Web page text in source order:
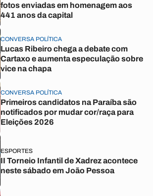
fotos enviadas em homenagem aos
441 anos da capital
CONVERSA POLÍTICA
Lucas Ribeiro chega a debate com
Cartaxo e aumenta especulação sobre
vice na chapa
CONVERSA POLÍTICA
Primeiros candidatos na Paraíba são
notificados por mudar cor/raça para
Eleições 2026
ESPORTES
II Torneio Infantil de Xadrez acontece
neste sábado em João Pessoa